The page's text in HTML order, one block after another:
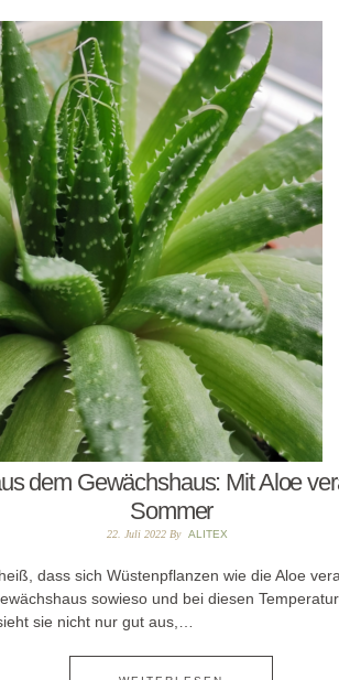
dem Gewächshaus: Mit Aloe
Sommer
22. Juli 2022By ALITEX
dass sich Wüstenpflanzen wie die Aloe
sowieso und bei diesen
sie nicht nur gut aus,…